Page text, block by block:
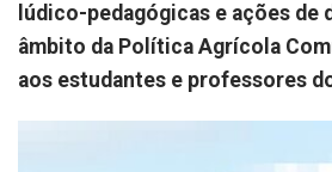
lúdico-pedagógicas e ações de
âmbito da Política Agrícola
aos estudantes e professores